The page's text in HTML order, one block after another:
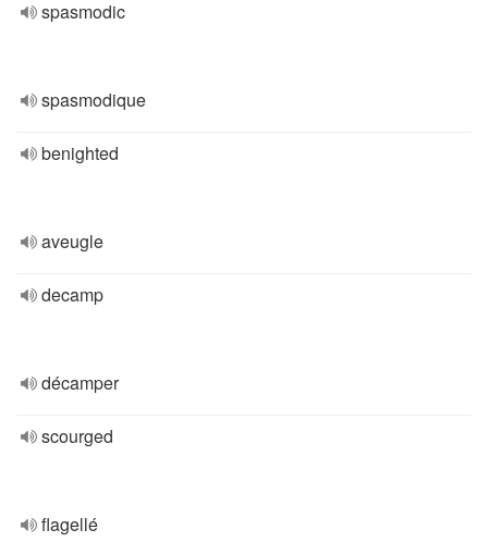
spasmodic
spasmodique
benighted
aveugle
decamp
décamper
scourged
flagellé